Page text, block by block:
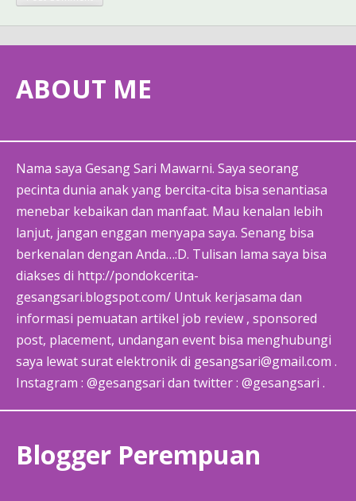
ABOUT ME
Nama saya Gesang Sari Mawarni. Saya seorang
pecinta dunia anak yang bercita-cita bisa senantiasa
menebar kebaikan dan manfaat. Mau kenalan lebih
lanjut, jangan enggan menyapa saya. Senang bisa
berkenalan dengan Anda…:D. Tulisan lama saya bisa
diakses di http://pondokcerita-
gesangsari.blogspot.com/ Untuk kerjasama dan
informasi pemuatan artikel job review , sponsored
post, placement, undangan event bisa menghubungi
saya lewat surat elektronik di gesangsari@gmail.com .
Instagram : @gesangsari dan twitter : @gesangsari .
Blogger Perempuan